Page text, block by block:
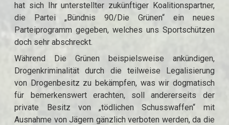
hat sich Ihr unterstellter zukünftiger Koalitionspartner,
die Partei „Bündnis 90/Die Grünen“ ein neues
Parteiprogramm gegeben, welches uns Sportschützen
doch sehr abschreckt.
Während Die Grünen beispielsweise ankündigen,
Drogenkriminalität durch die teilweise Legalisierung
von Drogenbesitz zu bekämpfen, was wir dogmatisch
für bemerkenswert erachten, soll andererseits der
private Besitz von „tödlichen Schusswaffen“ mit
Ausnahme von Jägern gänzlich verboten werden, da die